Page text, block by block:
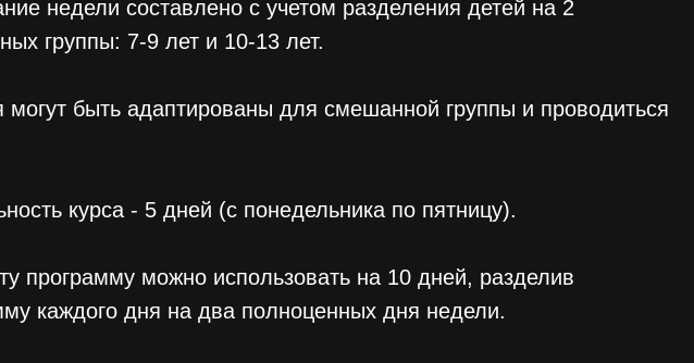
недели составлено с учетом разделения детей на 2
группы: 7-9 лет и 10-13 лет.
могут быть адаптированы для смешанной группы и проводиться
курса - 5 дней (с понедельника по пятницу).
программу можно использовать на 10 дней, разделив
каждого дня на два полноценных дня недели.